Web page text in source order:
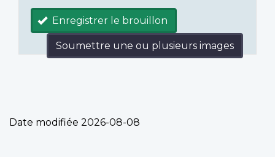
Enregistrer le brouillon
Soumettre une ou plusieurs images
Date modifiée 2026-08-08